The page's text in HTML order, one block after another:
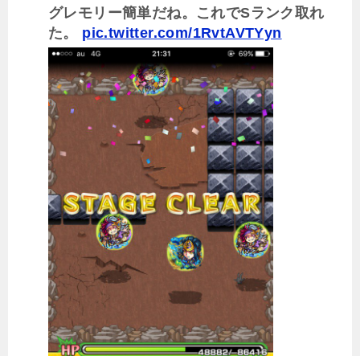
グレモリー簡単だね。これでSランク取れ
た。 pic.twitter.com/1RvtAVTYyn